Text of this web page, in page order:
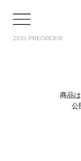
25SS PREORDER
商品
公